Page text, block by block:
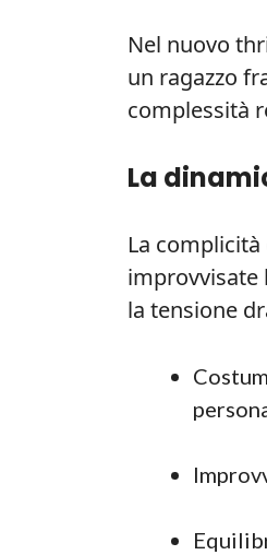
Nel nuovo
un ragazzo
complessità
La
La
improvvisate
la tensione